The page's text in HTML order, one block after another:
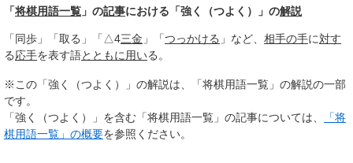
「将棋用語一覧 」の記事における「強く（つよく）」の解説
「同歩」「取る」「△4三金 」「つっかける 」など、 相手の手に対す
る応手を表す語とともに 用いる。
※この「強く（つよく）」の解説は、「将棋用語一覧」の解説の一部
です。
「強く（つよく）」を含む「将棋用語一覧」の記事については、
「将
棋用語一覧」の概要を参照ください。